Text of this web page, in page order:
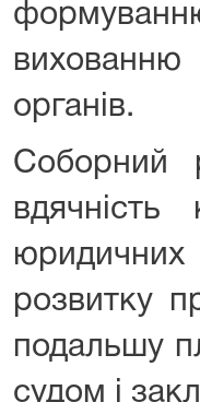
органів.
Соборний
вдячність
юридичних
розвитку
подальшу
судом і